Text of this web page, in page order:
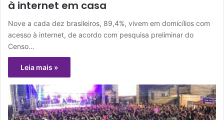
à internet em casa
Nove a cada dez brasileiros, 89,4%, vivem em domicílios com
acesso à internet, de acordo com pesquisa preliminar do
Censo…
Leia mais »